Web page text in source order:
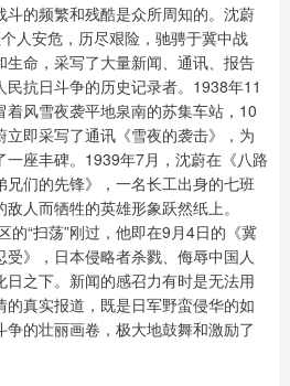
的频繁和残酷是众所周知的。沈蔚
人安危，历尽艰险，驰骋于冀中战
命，采写了大量新闻、通讯、报告
抗日斗争的历史记录者。1938年11
着风雪夜袭平地泉南的苏集车站，10
即采写了通讯《雪夜的袭击》，为
座丰碑。1939年7月，沈蔚在《八路
们的先锋》，一名长工出身的七班
人而牺牲的英雄形象跃然纸上。
的“扫荡”刚过，他即在9月4日的《冀
》，日本侵略者杀戮、侮辱中国人
之下。新闻的感召力有时是无法用
真实报道，既是日军野蛮侵华的如
的壮丽画卷，极大地鼓舞和激励了